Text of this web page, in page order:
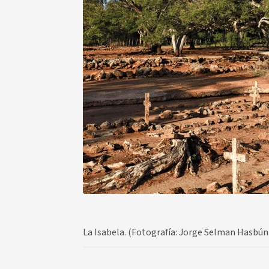
La Isabela. (Fotografía: Jorge Selman